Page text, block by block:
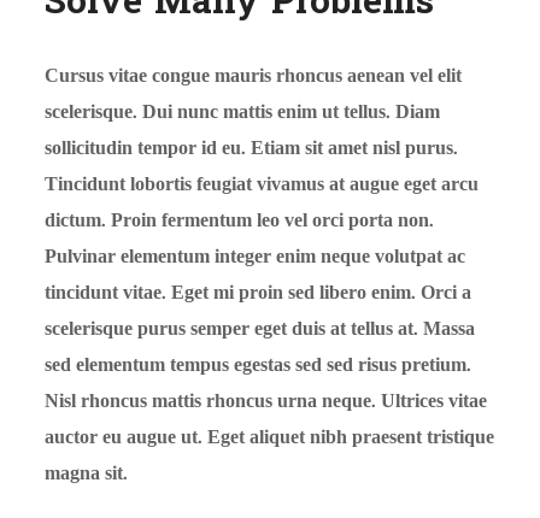
Cursus vitae congue mauris rhoncus aenean vel elit
scelerisque. Dui nunc mattis enim ut tellus. Diam
sollicitudin tempor id eu. Etiam sit amet nisl purus.
Tincidunt lobortis feugiat vivamus at augue eget arcu
dictum. Proin fermentum leo vel orci porta non.
Pulvinar elementum integer enim neque volutpat ac
tincidunt vitae. Eget mi proin sed libero enim. Orci a
scelerisque purus semper eget duis at tellus at. Massa
sed elementum tempus egestas sed sed risus pretium.
Nisl rhoncus mattis rhoncus urna neque. Ultrices vitae
auctor eu augue ut. Eget aliquet nibh praesent tristique
magna sit.